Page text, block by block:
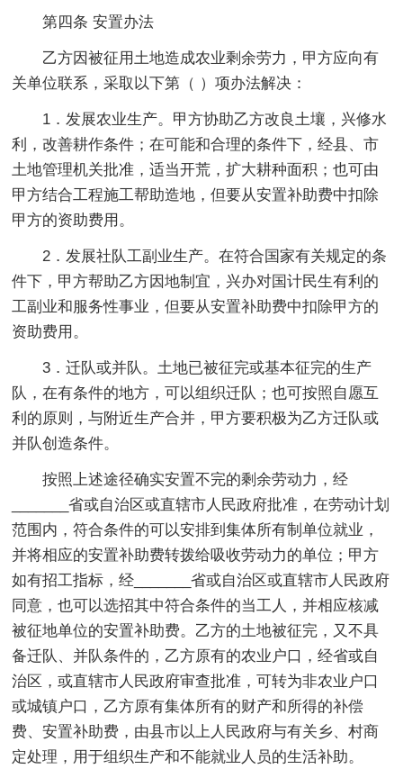
第四条 安置办法
乙方因被征用土地造成农业剩余劳力，甲方应向有
关单位联系，采取以下第（ ）项办法解决：
1．发展农业生产。甲方协助乙方改良土壤，兴修水
利，改善耕作条件；在可能和合理的条件下，经县、市
土地管理机关批准，适当开荒，扩大耕种面积；也可由
甲方结合工程施工帮助造地，但要从安置补助费中扣除
甲方的资助费用。
2．发展社队工副业生产。在符合国家有关规定的条
件下，甲方帮助乙方因地制宜，兴办对国计民生有利的
工副业和服务性事业，但要从安置补助费中扣除甲方的
资助费用。
3．迁队或并队。土地已被征完或基本征完的生产
队，在有条件的地方，可以组织迁队；也可按照自愿互
利的原则，与附近生产合并，甲方要积极为乙方迁队或
并队创造条件。
按照上述途径确实安置不完的剩余劳动力，经
_______省或自治区或直辖市人民政府批准，在劳动计划
范围内，符合条件的可以安排到集体所有制单位就业，
并将相应的安置补助费转拨给吸收劳动力的单位；甲方
如有招工指标，经_______省或自治区或直辖市人民政府
同意，也可以选招其中符合条件的当工人，并相应核减
被征地单位的安置补助费。乙方的土地被征完，又不具
备迁队、并队条件的，乙方原有的农业户口，经省或自
治区，或直辖市人民政府审查批准，可转为非农业户口
或城镇户口，乙方原有集体所有的财产和所得的补偿
费、安置补助费，由县市以上人民政府与有关乡、村商
定处理，用于组织生产和不能就业人员的生活补助。